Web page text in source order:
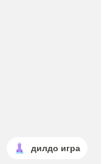
дилдо игра